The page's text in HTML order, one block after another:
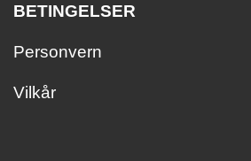
BETINGELSER
Personvern
Vilkår